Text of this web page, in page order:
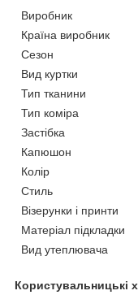
Виробник
Країна виробник
Сезон
Вид куртки
Тип тканини
Тип коміра
Застібка
Капюшон
Колір
Стиль
Візерунки і принти
Матеріал підкладки
Вид утеплювача
Користувальницькі